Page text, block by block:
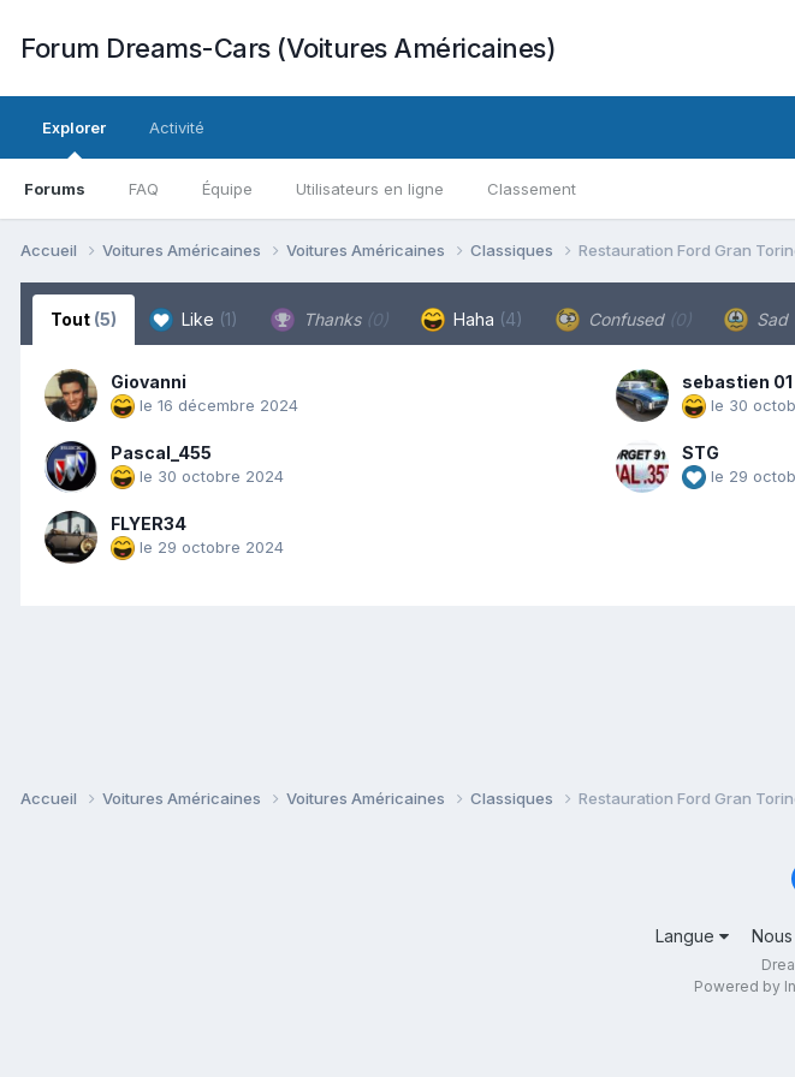
Forum Dreams-Cars (Voitures Américaines)
Explorer
Forums FAQ Équipe Utilisateurs en ligne Classement
Activité
Accueil Voitures Américaines Voitures Américaines Classiques Restauration Ford Gran
Tout (5) Like (1) Thanks (0) Haha (4) Confused (0) Sad
Giovanni
le 16 décembre 2024
sebastien 01
le 30
Pascal_455
le 30 octobre 2024
STG
le 29
FLYER34
le 29 octobre 2024
Accueil Voitures Américaines Voitures Américaines Classiques Restauration Ford Gran
Langue
Powered by